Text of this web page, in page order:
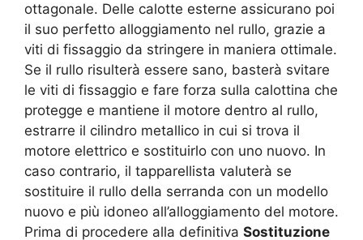
ottagonale. Delle calotte esterne assicurano poi
il suo perfetto alloggiamento nel rullo, grazie a
viti di fissaggio da stringere in maniera ottimale.
Se il rullo risulterà essere sano, basterà svitare
le viti di fissaggio e fare forza sulla calottina che
protegge e mantiene il motore dentro al rullo,
estrarre il cilindro metallico in cui si trova il
motore elettrico e sostituirlo con uno nuovo. In
caso contrario, il tapparellista valuterà se
sostituire il rullo della serranda con un modello
nuovo e più idoneo all’alloggiamento del motore.
Prima di procedere alla definitiva Sostituzione